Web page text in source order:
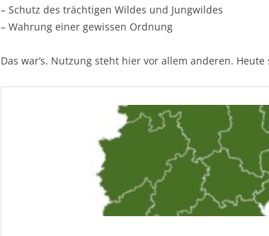
– Schutz des trächtigen Wildes und Jungwildes
– Wahrung einer gewissen Ordnung
Das war’s. Nutzung steht hier vor allem anderen. Heute